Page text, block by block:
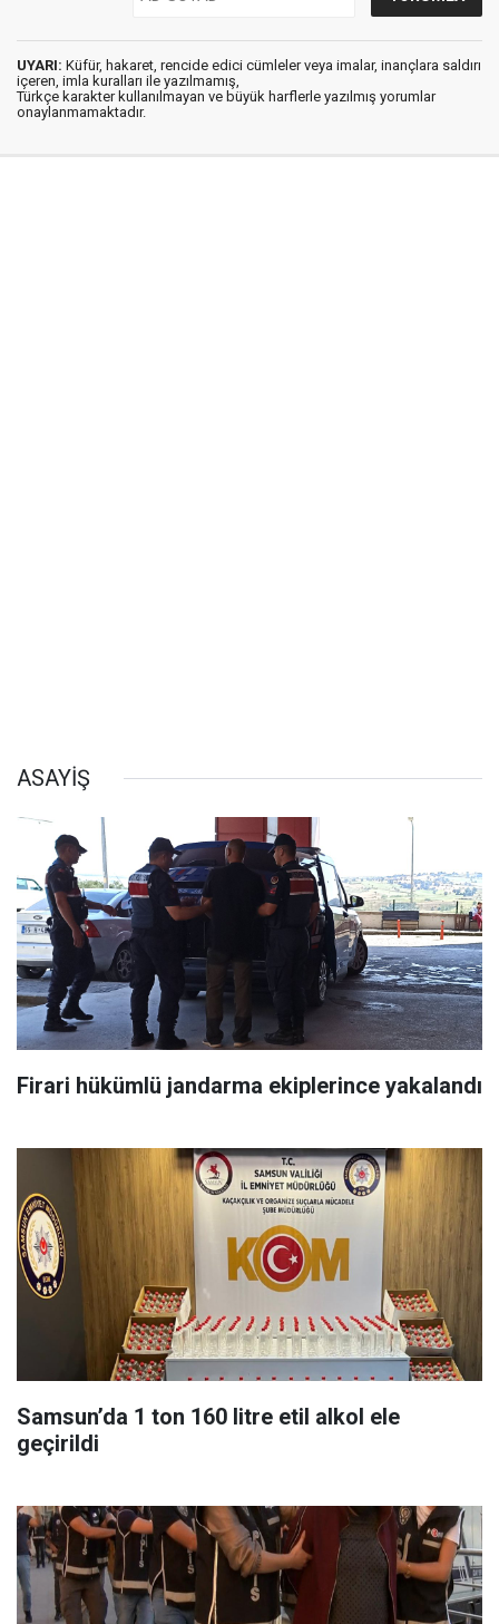
UYARI: Küfür, hakaret, rencide edici cümleler veya imalar, inançlara saldırı
içeren, imla kuralları ile yazılmamış,
Türkçe karakter kullanılmayan ve büyük harflerle yazılmış yorumlar
onaylanmamaktadır.
ASAYİŞ
Firari hükümlü jandarma ekiplerince yakalandı
Samsun’da 1 ton 160 litre etil alkol ele
geçirildi